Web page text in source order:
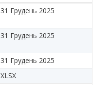
31 Грудень 2025
31 Грудень 2025
31 Грудень 2025
XLSX